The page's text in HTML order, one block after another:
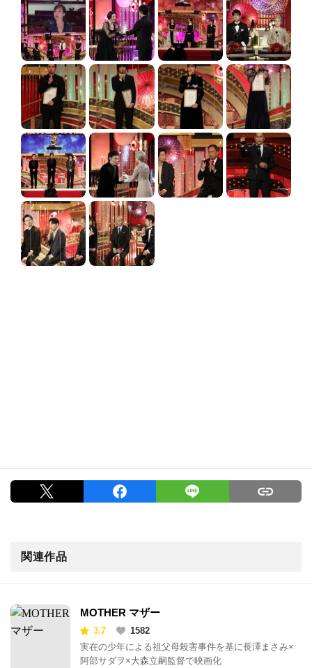
関連作品
MOTHER マザー
3.7
1582
実在の少年による祖父母殺害事件を基に長澤まさみ×
阿部サダヲ×大森立嗣監督で映画化